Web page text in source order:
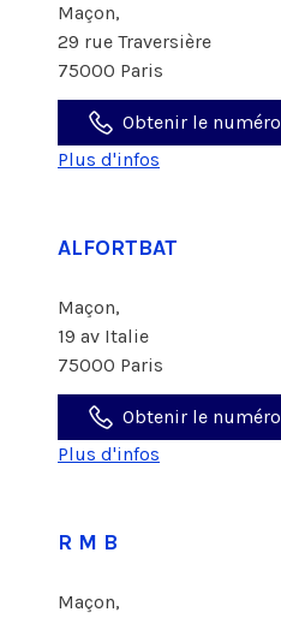
Maçon,
29 rue Traversière
75000 Paris
Obtenir le numéro
Plus d'infos
ALFORTBAT
Maçon,
19 av Italie
75000 Paris
Obtenir le numéro
Plus d'infos
R M B
Maçon,